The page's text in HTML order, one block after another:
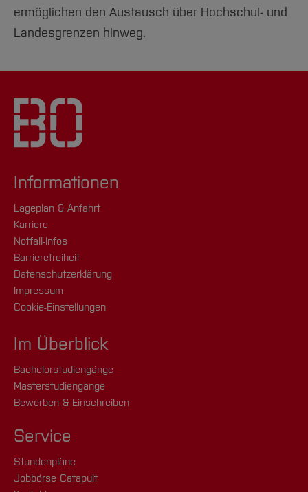
ermöglichen den Austausch über Hochschul- und
Landesgrenzen hinweg.
Informationen
Lageplan & Anfahrt
Karriere
Notfall-Infos
Barrierefreiheit
Datenschutzerklärung
Impressum
Cookie-Einstellungen
Im Überblick
Bachelorstudiengänge
Masterstudiengänge
Bewerben & Einschreiben
Service
Stundenpläne
Jobbörse Catapult